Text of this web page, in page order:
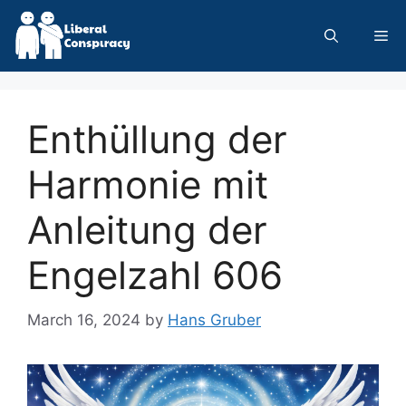
Skip
content
Enthüllung der
Harmonie mit
Anleitung der
Engelzahl 606
March 16, 2024 by Hans Gruber